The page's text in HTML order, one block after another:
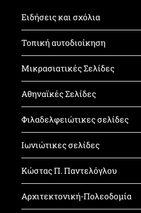
Ειδήσεις και σχόλια
Τοπική αυτοδιοίκηση
Μικρασιατικές Σελίδες
Αθηναϊκές Σελίδες
Φιλαδελφειώτικες σελίδες
Ιωνιώτικες σελίδες
Κώστας Π. Παντελόγλου
Αρχιτεκτονική-Πολεοδομία